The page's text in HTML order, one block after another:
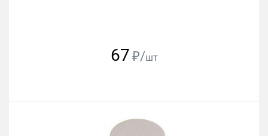
67 ₽/шт